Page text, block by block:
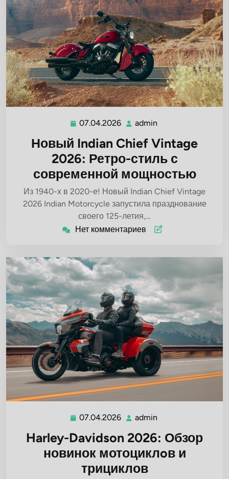
07.04.2026 07.04.2026
admin
Новый Indian Chief Vintage
2026: Ретро-стиль с
современной мощностью
Из 1940-х в 2020-е! Новый Indian Chief Vintage
2026 Indian Motorcycle запустила празднование
своего 125-летия,…
Нет комментариев
07.04.2026 07.04.2026
admin
Harley-Davidson 2026: Обзор
новинок мотоциклoв и
трициклов